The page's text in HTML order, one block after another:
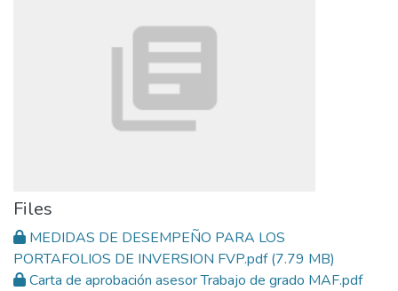
Files
MEDIDAS DE DESEMPEÑO PARA LOS
PORTAFOLIOS DE INVERSION FVP.pdf(7.79 MB)
Carta de aprobación asesor Trabajo de grado MAF.pdf